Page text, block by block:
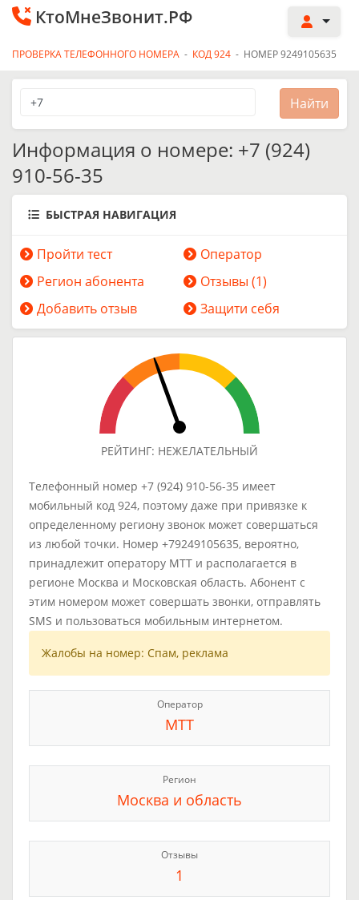
КтоМнеЗвонит.РФ
ПРОВЕРКА ТЕЛЕФОННОГО НОМЕРА - КОД 924 - НОМЕР 9249105635
Информация о номере: +7 (924)
910-56-35
БЫСТРАЯ НАВИГАЦИЯ
Пройти тест
Оператор
Регион абонента
Отзывы (1)
Добавить отзыв
Защити себя
РЕЙТИНГ: НЕЖЕЛАТЕЛЬНЫЙ
Телефонный номер +7 (924) 910-56-35 имеет
мобильный код 924, поэтому даже при привязке к
определенному региону звонок может совершаться
из любой точки. Номер +79249105635, вероятно,
принадлежит оператору МТТ и располагается в
регионе Москва и Московская область. Абонент с
этим номером может совершать звонки, отправлять
SMS и пользоваться мобильным интернетом.
Жалобы на номер: Спам, реклама
Оператор
МТТ
Регион
Москва и область
Отзывы
1